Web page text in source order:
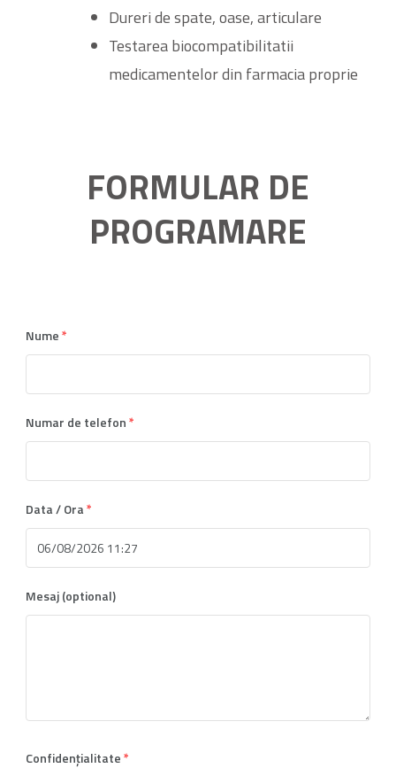
Dureri de spate, oase, articulare
Testarea biocompatibilitatii
medicamentelor din farmacia proprie
FORMULAR DE
PROGRAMARE
Nume*
Numar de telefon*
Data / Ora*
Mesaj (optional)
Confidențialitate*